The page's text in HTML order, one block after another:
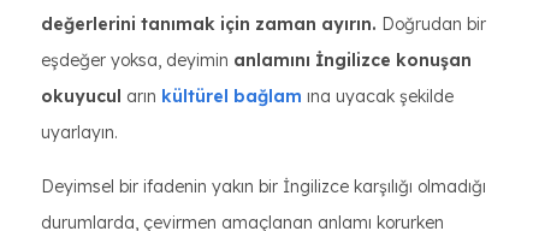
değerlerini tanımak için zaman ayırın. Doğrudan bir
eşdeğer yoksa, deyimin anlamını İngilizce konuşan
okuyucul arın kültürel bağlam ına uyacak şekilde
uyarlayın.
Deyimsel bir ifadenin yakın bir İngilizce karşılığı olmadığı
durumlarda, çevirmen amaçlanan anlamı korurken